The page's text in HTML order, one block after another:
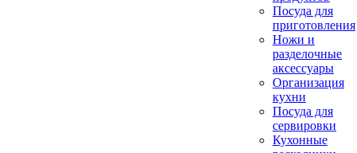
Посуда для
приготовления
Ножи и
разделочные
аксессуары
Организация
кухни
Посуда для
сервировки
Кухонные